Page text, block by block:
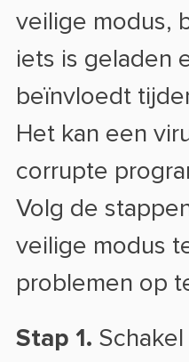
veilige modus,
iets is geladen
beïnvloedt
Het kan een
corrupte
Volg de
veilige modus
problemen op
Stap 1.